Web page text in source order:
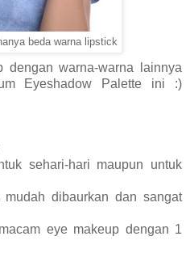
beda warna lipstick
dengan warna-warna lainnya
Eyeshadow Palette ini :)
sehari-hari maupun untuk
dibaurkan dan sangat
eye makeup dengan 1